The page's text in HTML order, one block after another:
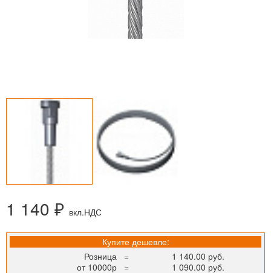
1 140 ₽ вкл.НДС
Купите дешевле:
Розница
=
1 140.00 руб.
от 10000р
=
1 090.00 руб.